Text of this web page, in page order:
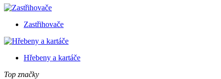
Zastřihovače
Hřebeny a kartáče
Top značky